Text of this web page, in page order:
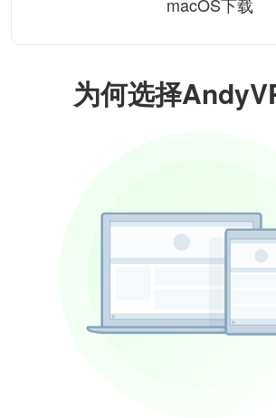
为何选择